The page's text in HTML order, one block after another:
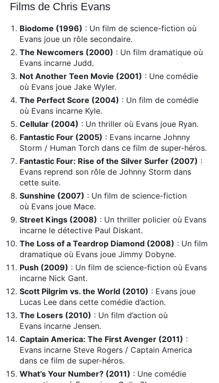
Films de Chris Evans
Biodome (1996) : Un film de science-fiction où
Evans joue un rôle secondaire.
The Newcomers (2000) : Un film dramatique où
Evans incarne Judd.
Not Another Teen Movie (2001) : Une comédie
où Evans joue Jake Wyler.
The Perfect Score (2004) : Un film de comédie
où Evans incarne Kyle.
Cellular (2004) : Un thriller où Evans joue Ryan.
Fantastic Four (2005) : Evans incarne Johnny
Storm / Human Torch dans ce film de super-héros.
Fantastic Four: Rise of the Silver Surfer (2007) :
Evans reprend son rôle de Johnny Storm dans
cette suite.
Sunshine (2007) : Un film de science-fiction
où Evans joue Mace.
Street Kings (2008) : Un thriller policier où Evans
incarne le détective Paul Diskant.
The Loss of a Teardrop Diamond (2008) : Un film
dramatique où Evans joue Jimmy Dobyne.
Push (2009) : Un film de science-fiction où Evans
incarne Nick Gant.
Scott Pilgrim vs. the World (2010) : Evans joue
Lucas Lee dans cette comédie d’action.
The Losers (2010) : Un film d’action où
Evans incarne Jensen.
Captain America: The First Avenger (2011) :
Evans incarne Steve Rogers / Captain America
dans ce film de super-héros.
What’s Your Number? (2011) : Une comédie